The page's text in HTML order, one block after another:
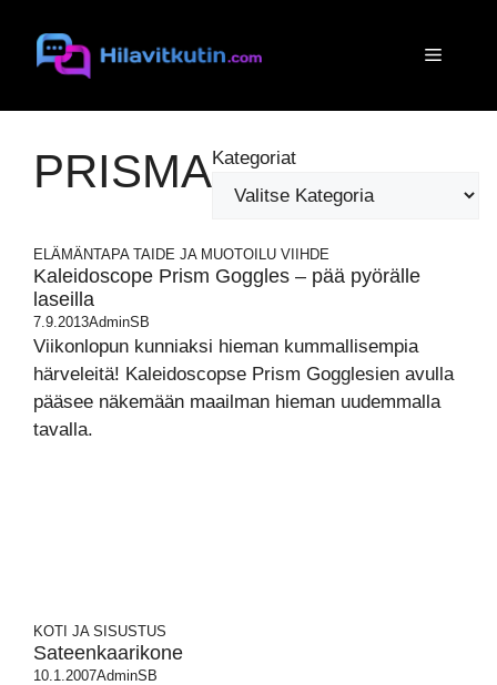
sisältöön
Valikko
PRISMAKategoriat
ELÄMÄNTAPA TAIDE JA MUOTOILU VIIHDE
Kaleidoscope Prism Goggles – pää pyörälle
laseilla
7.9.2013AdminSB
Viikonlopun kunniaksi hieman kummallisempia
härveleitä! Kaleidoscopse Prism Gogglesien avulla
pääsee näkemään maailman hieman uudemmalla
tavalla.
KOTI JA SISUSTUS
Sateenkaarikone
10.1.2007AdminSB